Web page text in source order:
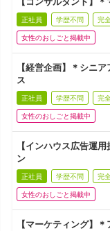
正社員 学歴不問 完
女性のおしごと掲載中
【経営企画】＊シニ
ス
正社員 学歴不問 完
女性のおしごと掲載中
【インハウス広告運
ン
正社員 学歴不問 完
女性のおしごと掲載中
【マーケティング】